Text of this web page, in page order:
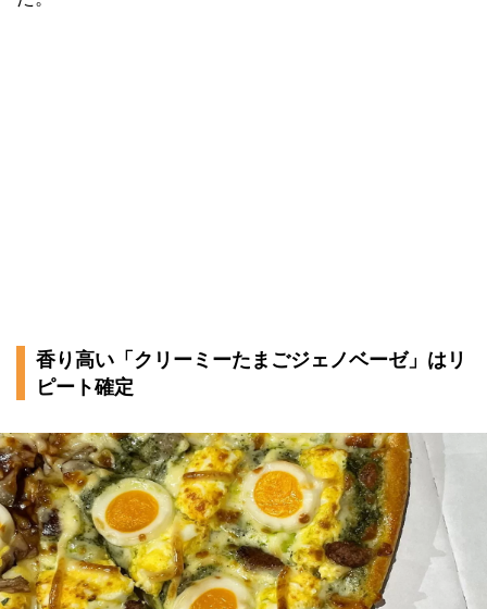
香り高い「クリーミーたまごジェノベーゼ」はリ
ピート確定